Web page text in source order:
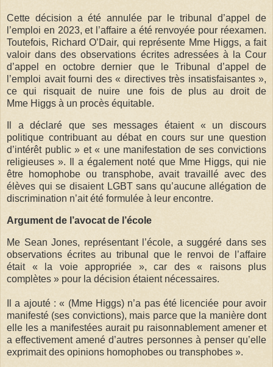
Cette décision a été annulée par le tribunal d’appel de
l’emploi en 2023, et l’affaire a été renvoyée pour réexamen.
Toutefois, Richard O’Dair, qui représente Mme Higgs, a fait
valoir dans des observations écrites adressées à la Cour
d’appel en octobre dernier que le Tribunal d’appel de
l’emploi avait fourni des « directives très insatisfaisantes »,
ce qui risquait de nuire une fois de plus au droit de
Mme Higgs à un procès équitable.
Il a déclaré que ses messages étaient « un discours
politique contribuant au débat en cours sur une question
d’intérêt public » et « une manifestation de ses convictions
religieuses ». Il a également noté que Mme Higgs, qui nie
être homophobe ou transphobe, avait travaillé avec des
élèves qui se disaient LGBT sans qu’aucune allégation de
discrimination n’ait été formulée à leur encontre.
Argument de l’avocat de l’école
Me Sean Jones, représentant l’école, a suggéré dans ses
observations écrites au tribunal que le renvoi de l’affaire
était « la voie appropriée », car des « raisons plus
complètes » pour la décision étaient nécessaires.
Il a ajouté : « (Mme Higgs) n’a pas été licenciée pour avoir
manifesté (ses convictions), mais parce que la manière dont
elle les a manifestées aurait pu raisonnablement amener et
a effectivement amené d’autres personnes à penser qu’elle
exprimait des opinions homophobes ou transphobes ».